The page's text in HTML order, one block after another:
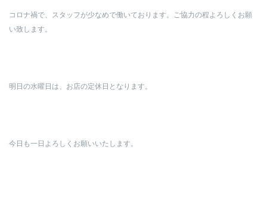
コロナ禍で、スタッフが少なめで働いております。ご協力の程よろしくお願
い致します。
明日の水曜日は、お店の定休日となります。
今日も一日よろしくお願いいたします。